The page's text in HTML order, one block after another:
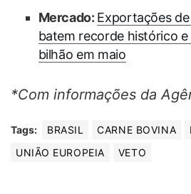
Mercado: Exportações
batem recorde histórico e
bilhão em maio
*Com informações da
Tags: BRASIL CARNE BOVINA
UNIÃO EUROPEIA
VETO